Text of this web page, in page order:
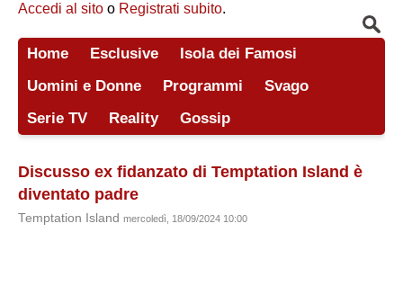
Accedi al sito o Registrati subito.
Home Esclusive
Isola dei Famosi
Uomini e Donne
Programmi
Svago
Serie TV
Reality Gossip
Discusso ex fidanzato di Temptation Island è
diventato padre
Temptation Island mercoledì, 18/09/2024 10:00